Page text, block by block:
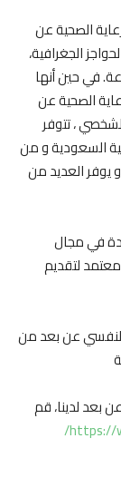
الصحية عن
الجغرافية،
في حين أنها
الصحية عن
، تتوفر
السعودية و من
يوفر العديد من
في مجال
لتقديم
النفسي عن بعد من
بعد لدينا، قم
https://